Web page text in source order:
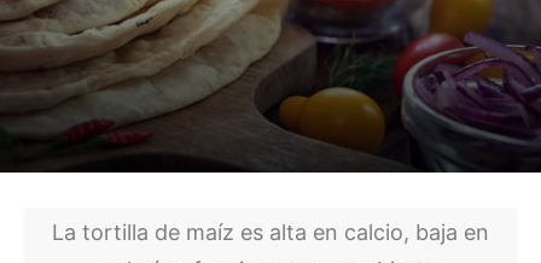
La tortilla de maíz es alta en calcio, baja en